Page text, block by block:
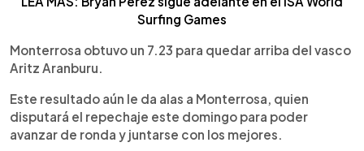
Surfing Games
Monterrosa obtuvo un 7.23 para quedar arriba del vasco
Aritz Aranburu.
Este resultado aún le da alas a Monterrosa, quien
disputará el repechaje este domingo para poder
avanzar de ronda y juntarse con los mejores.